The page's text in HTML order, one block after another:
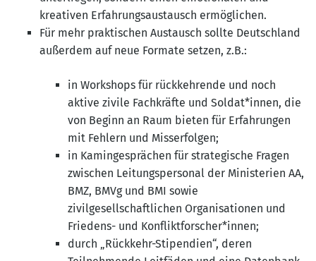
kreativen Erfahrungsaustausch ermöglichen.
Für mehr praktischen Austausch sollte Deutschland
außerdem auf neue Formate setzen, z.B.:
in Workshops für rückkehrende und noch
aktive zivile Fachkräfte und Soldat*innen, die
von Beginn an Raum bieten für Erfahrungen
mit Fehlern und Misserfolgen;
in Kamingesprächen für strategische Fragen
zwischen Leitungspersonal der Ministerien AA,
BMZ, BMVg und BMI sowie
zivilgesellschaftlichen Organisationen und
Friedens- und Konfliktforscher*innen;
durch „Rückkehr-Stipendien“, deren